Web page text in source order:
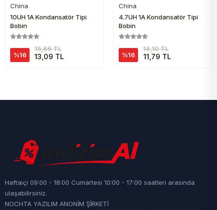
China
10UH 1A Kondansatör Tipi
Bobin
%16
15,66 TL
13,09 TL
China
4.7UH 1A Kondansatör Tipi
Bobin
%16
14,10 TL
11,79 TL
Haftaiçi 09:00 - 18:00 Cumartesi 10:00 - 17:00 saatleri arasında
ulaşabilirsiniz.
NOCHTA YAZILIM ANONİM ŞİRKETİ